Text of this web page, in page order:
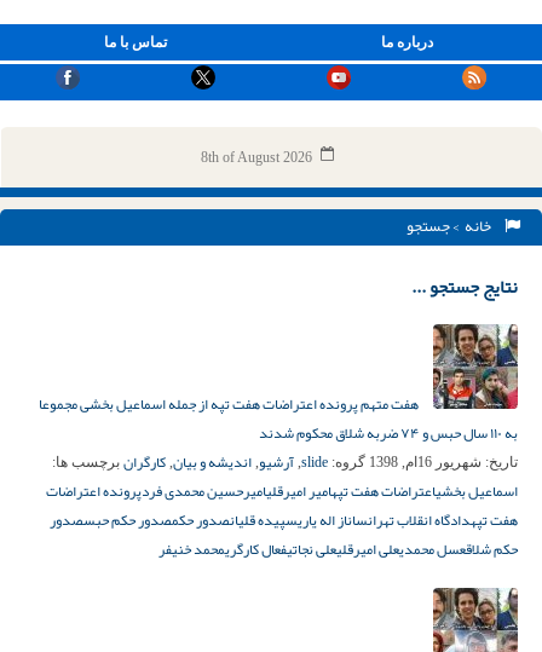
تماس با ما درباره ما
8th of August 2026
خانه > جستجو
نتایج جستجو ...
هفت متهم پرونده اعتراضات هفت تپه از جمله اسماعیل بخشی مجموعا
به ۱۱۰ سال حبس و ۷۴ ضربه شلاق محکوم شدند
تاریخ: شهریور 16ام, 1398 گروه: slide
, آرشیو, اندیشه و بیان, کارگران برچسب ها:
اسماعیل بخشیاعتراضات هفت تپهامیر امیرقلیامیرحسین محمدی فردپرونده اعتراضات
هفت تپهدادگاه انقلاب تهرانساناز اله یاریسپیده قلیانصدور حکمصدور حکم حبسصدور
حکم شلاقعسل محمدیعلی امیرقلیعلی نجاتیفعال کارگریمحمد خنیفر